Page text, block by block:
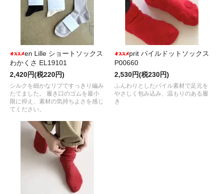
en Lille ショートソックス
わかくさ EL19101
2,420円(税220円)
シルクを細かなリブですっきり編み
たてました。 履き口のゴムを最小
限に抑え、素材の気持ちよさを感じ
てください。
prit パイルドットソックス
P00660
2,530円(税230円)
ふんわりとしたパイル素材で足元を
やさしく包み込み、温もりのある履
き